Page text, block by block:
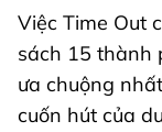
Việc Time Out
sách 15 thành
ưa chuộng
cuốn hút của